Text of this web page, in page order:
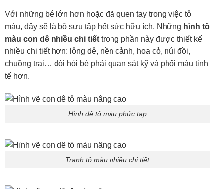
Với những bé lớn hơn hoặc đã quen tay trong việc tô
màu, đây sẽ là bộ sưu tập hết sức hữu ích. Những hình tô
màu con dê nhiều chi tiết trong phần này được thiết kế
nhiều chi tiết hơn: lông dê, nền cảnh, hoa cỏ, núi đồi,
chuồng trại… đòi hỏi bé phải quan sát kỹ và phối màu tinh
tế hơn.
Hình dê tô màu phức tạp
Tranh tô màu nhiều chi tiết